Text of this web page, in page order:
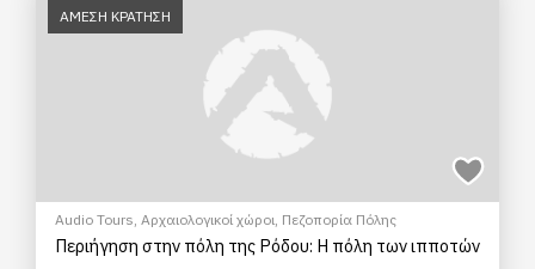
ΑΜΕΣΗ ΚΡΑΤΗΣΗ
Audio Tours, Αρχαιολογικοί χώροι, Πεζοπορία Πόλης
Περιήγηση στην πόλη της Ρόδου: Η πόλη των ιπποτών